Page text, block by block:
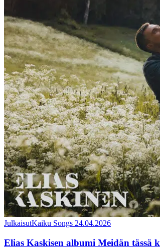
JulkaisutKaiku Songs 24.04.2026
Elias Kaskisen albumi Meidän